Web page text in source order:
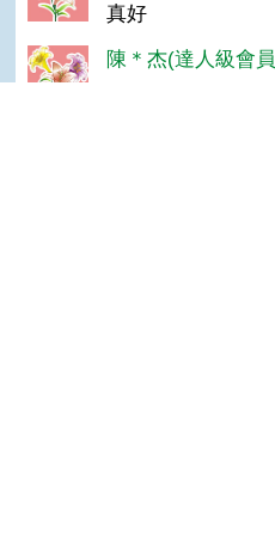
真好
陳＊杰(達人級會